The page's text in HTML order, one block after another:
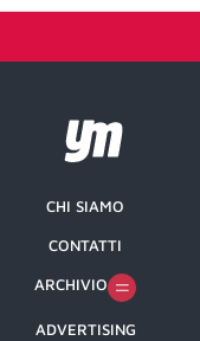
CHI SIAMO
CONTATTI
ARCHIVIO
ADVERTISING